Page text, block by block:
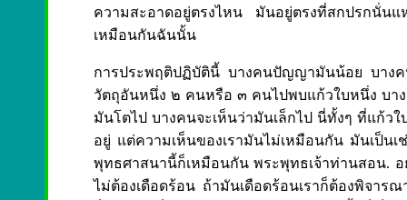
ความสะอาดอยู่ตรงไหน มันอยู่ตรงที่สกปรกนั่น
เหมือนกันฉันนั้น
การประพฤติปฏิบัตินี้ บางคนปัญญามันน้อย บาง
วัตถุอันหนึ่ง ๒ คนหรือ ๓ คนไปพบแก้วใบหนึ่ง บา
มันโตไป บางคนจะเห็นว่ามันเล็กไป นี่ทั้งๆ ที่แก้ว
อยู่ แต่ความเห็นของเรามันไม่เหมือนกัน มันเป็น
พุทธศาสนานี้ก็เหมือนกัน พระพุทธเจ้าท่านสอน.
ไม่ต้องเดือดร้อน ถ้ามันเดือดร้อนเราก็ต้องพิจา